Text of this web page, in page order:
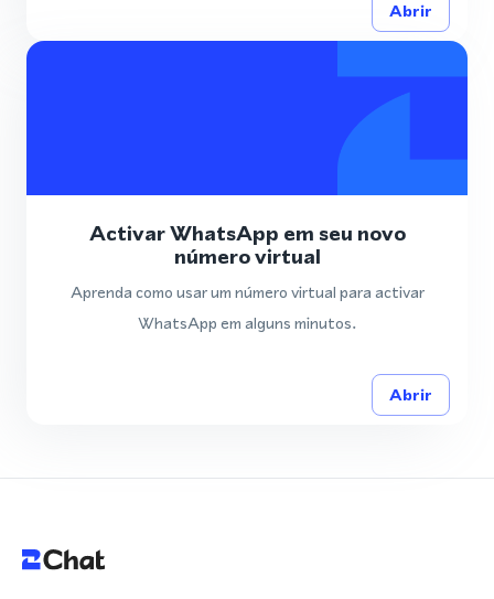
Abrir
Activar WhatsApp em seu novo
número virtual
Aprenda como usar um número virtual para activar
WhatsApp em alguns minutos.
Abrir